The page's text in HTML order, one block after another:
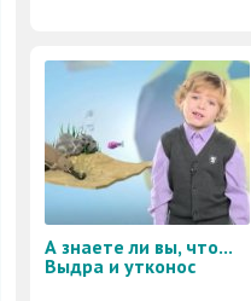
А знаете ли вы, что...
Выдра и утконос